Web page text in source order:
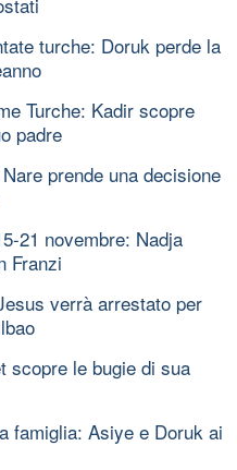
turche: Doruk perde la
Turche: Kadir scopre
padre
prende una decisione
21 novembre: Nadja
Franzi
verrà arrestato per
scopre le bugie di sua
famiglia: Asiye e Doruk ai